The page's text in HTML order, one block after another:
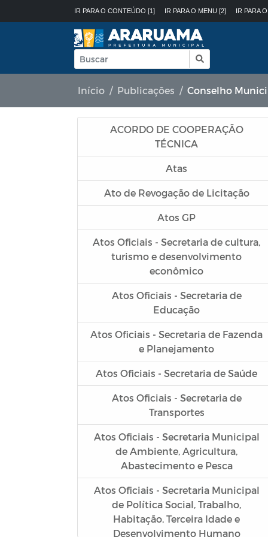
IR PARA O CONTEÚDO [1] IR PARA O MENU [2] IR PARA
Início Publicações Conselho
ACORDO DE COOPERAÇÃO
TÉCNICA
Atas
Ato de Revogação de Licitação
Atos GP
Atos Oficiais - Secretaria de cultura,
turismo e desenvolvimento
econômico
Atos Oficiais - Secretaria de
Educação
Atos Oficiais - Secretaria de Fazenda
e Planejamento
Atos Oficiais - Secretaria de Saúde
Atos Oficiais - Secretaria de
Transportes
Atos Oficiais - Secretaria Municipal
de Ambiente, Agricultura,
Abastecimento e Pesca
Atos Oficiais - Secretaria Municipal
de Política Social, Trabalho,
Habitação, Terceira Idade e
Desenvolvimento Humano